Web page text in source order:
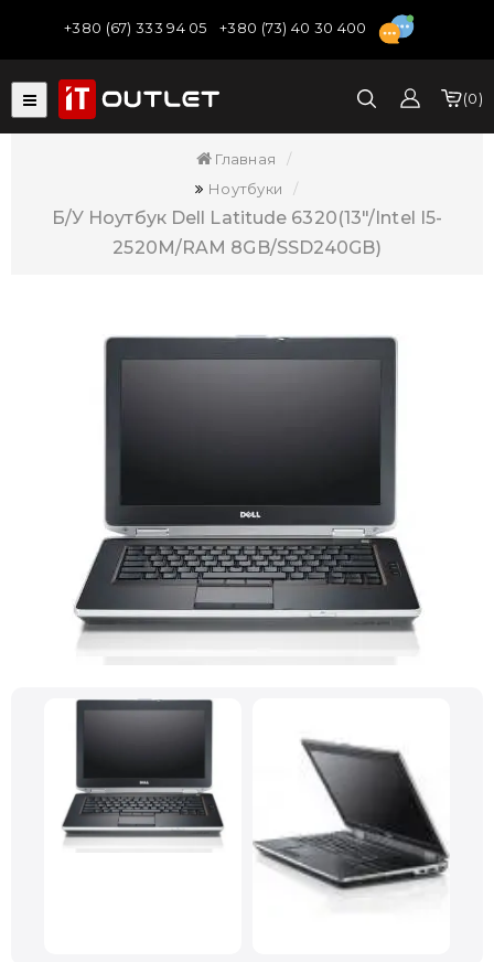
+380 (67) 333 94 05 +380 (73) 40 30 400
0
Главная
Ноутбуки
Б/У Ноутбук Dell Latitude 6320(13"/Intel I5-
2520M/RAM 8GB/SSD240GB)